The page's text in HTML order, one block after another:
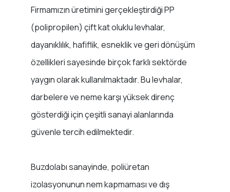
Firmamızın üretimini gerçekleştirdiği PP
(polipropilen) çift kat oluklu levhalar,
dayanıklılık, hafiflik, esneklik ve geri dönüşüm
özellikleri sayesinde birçok farklı sektörde
yaygın olarak kullanılmaktadır. Bu levhalar,
darbelere ve neme karşı yüksek direnç
gösterdiği için çeşitli sanayi alanlarında
güvenle tercih edilmektedir.
Buzdolabı sanayinde, poliüretan
izolasyonunun nem kapmaması ve dış